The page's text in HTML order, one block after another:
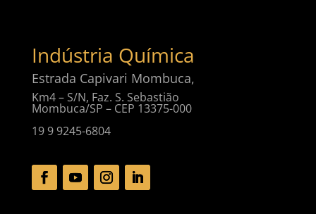
Indústria Química
Estrada Capivari Mombuca,
Km4 – S/N, Faz. S. Sebastião
Mombuca/SP – CEP 13375-000
19 9 9245-6804